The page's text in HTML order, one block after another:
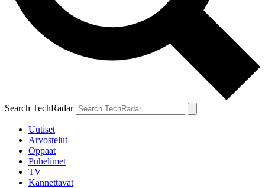
Search TechRadar
Uutiset
Arvostelut
Oppaat
Puhelimet
TV
Kannettavat